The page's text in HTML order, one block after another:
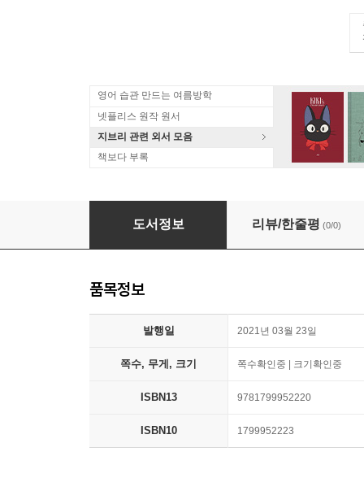
영어 습관 만드는 여름방학
넷플리스 원작 원서
지브리 관련 외서 모음
책보다 부록
Sexy/Dangerous Lib/E
도서정보 리뷰/한줄평 (0/0)
품목정보
발행일 2021년 03월 23일
쪽수, 무게, 크기 쪽수확인중 | 크기확인중
ISBN13 9781799952220
ISBN10 1799952223